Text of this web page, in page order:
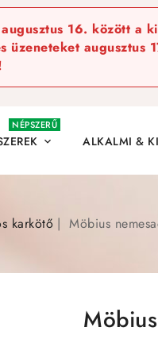
16. között a
augusztus

NÉPSZERŰ
ALKALMI &
karkötő Möbius